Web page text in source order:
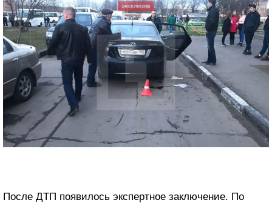
После ДТП появилось экспертное заключение. По